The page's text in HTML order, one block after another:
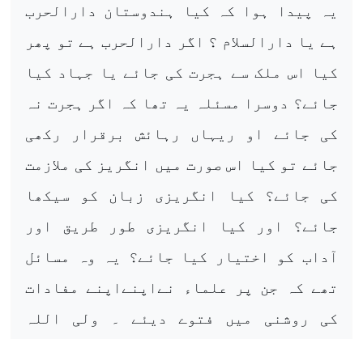
یہ پیدا ہوا کہ کیا ہندوستان دارالحرب
ہے یا دارالسلام ؟ اگر دارالحرب ہے تو پھر
کیا اس ملک سے ہجرت کی جائے یا جہاد کیا
جائے؟ دوسرا مسئلہ یہ تھا کہ اگر ہجرت نہ
کی جائے او ریہاں رہائش برقرار رکھی
جائے تو کیا اس صورت میں انگریز کی ملازمت
کی جائے؟ کیا انگریزی زبان کو سیکھا
جائے؟ اور کیا انگریزی طور طریق اور
آداب کو اختیار کیا جائے؟ یہ وہ مسائل
تھے کہ جن پر علماء نےاپنےاپنے مفادات
کی روشنی میں فتوے دیئے ۔ ولی اللہ